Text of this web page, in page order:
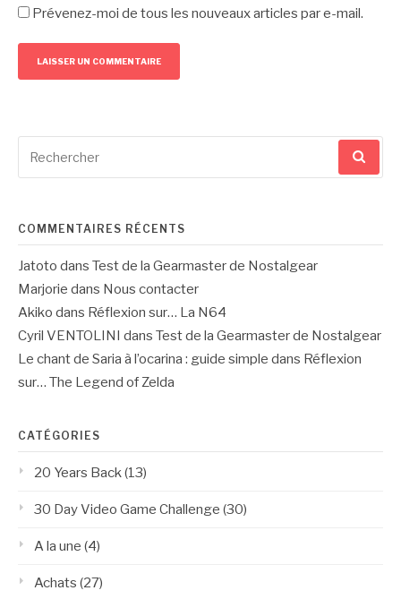
Prévenez-moi de tous les nouveaux articles par e-mail.
pour
COMMENTAIRES RÉCENTS
Jatoto dans Test de la Gearmaster de Nostalgear
Marjorie dans Nous contacter
Akiko dans Réflexion sur… La N64
Cyril VENTOLINI dans Test de la Gearmaster de Nostalgear
Le chant de Saria à l’ocarina : guide simple dans Réflexion
sur… The Legend of Zelda
CATÉGORIES
20 Years Back(13)
30 Day Video Game Challenge (30)
A la une (4)
Achats (27)